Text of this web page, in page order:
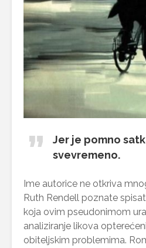
Jer je pomno
svevremeno.
Ime autorice ne otkriva
Ruth Rendell poznate
koja ovim pseudonimom
analiziranje likova
obiteljskim problemima.